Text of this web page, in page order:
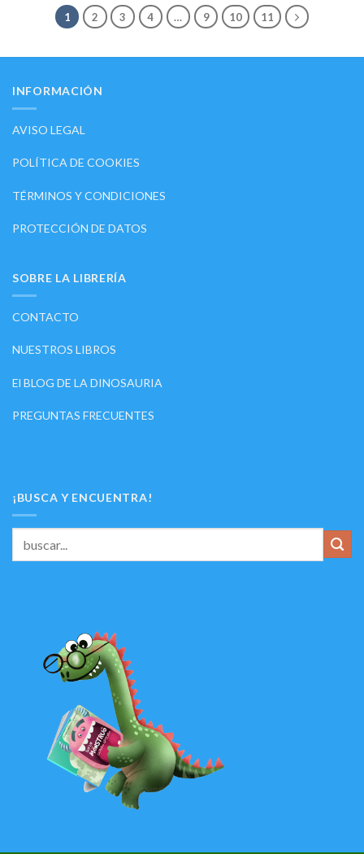
1 2 3 4 … 9 10 11
INFORMACIÓN
AVISO LEGAL
POLÍTICA DE COOKIES
TÉRMINOS Y CONDICIONES
PROTECCIÓN DE DATOS
SOBRE LA LIBRERÍA
CONTACTO
NUESTROS LIBROS
El BLOG DE LA DINOSAURIA
PREGUNTAS FRECUENTES
¡BUSCA Y ENCUENTRA!